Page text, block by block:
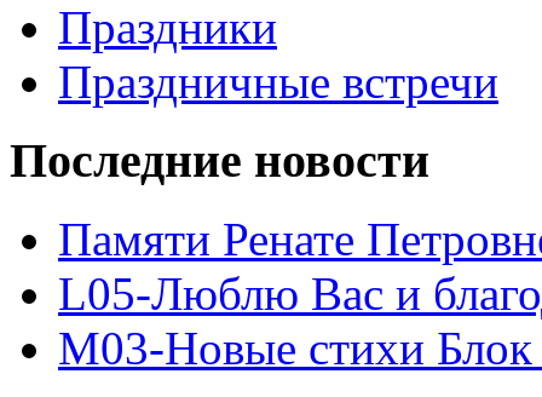
Праздники
Праздничные встречи
Последние новости
Памяти Ренате
L05-Люблю Вас и
M03-Новые стихи Блок